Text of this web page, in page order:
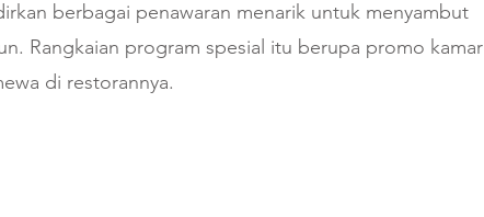
berbagai penawaran menarik untuk menyambut
Rangkaian program spesial itu berupa promo kamar
di restorannya.